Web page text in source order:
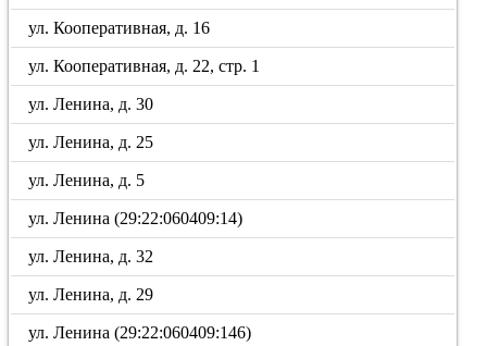
ул. Кооперативная, д. 16
ул. Кооперативная, д. 22, стр. 1
ул. Ленина, д. 30
ул. Ленина, д. 25
ул. Ленина, д. 5
ул. Ленина (29:22:060409:14)
ул. Ленина, д. 32
ул. Ленина, д. 29
ул. Ленина (29:22:060409:146)